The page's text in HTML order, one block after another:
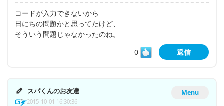
コードが入力できないから
日にちの問題かと思ってたけど、
そういう問題じゃなかったのね。
0
返信
Menu
スパくんのお友達
2015-10-01 16:30:36